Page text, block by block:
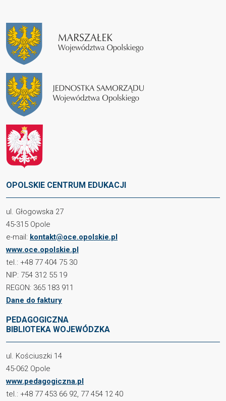
OPOLSKIE CENTRUM EDUKACJI
ul. Głogowska 27
45-315 Opole
e-mail: kontakt@oce.opolskie.pl
www.oce.opolskie.pl
tel.: +48 77 404 75 30
NIP: 754 312 55 19
REGON: 365 183 911
Dane do faktury
PEDAGOGICZNA
BIBLIOTEKA WOJEWÓDZKA
ul. Kościuszki 14
45-062 Opole
www.pedagogiczna.pl
tel.: +48 77 453 66 92, 77 454 12 40